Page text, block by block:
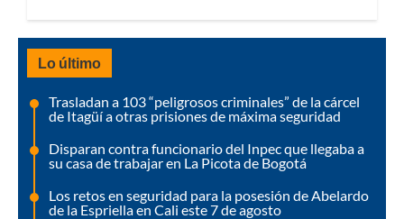
Lo último
Trasladan a 103 “peligrosos criminales” de la cárcel
de Itagüí a otras prisiones de máxima seguridad
Disparan contra funcionario del Inpec que llegaba a
su casa de trabajar en La Picota de Bogotá
Los retos en seguridad para la posesión de Abelardo
de la Espriella en Cali este 7 de agosto